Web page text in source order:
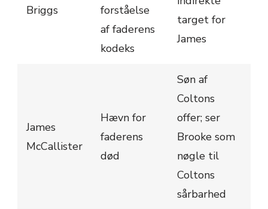
Briggs
forståelse
af faderens
kodeks
target for
James
James
McCallister
Hævn for
faderens
død
Søn af
Coltons
offer; ser
Brooke som
nøgle til
Coltons
sårbarhed